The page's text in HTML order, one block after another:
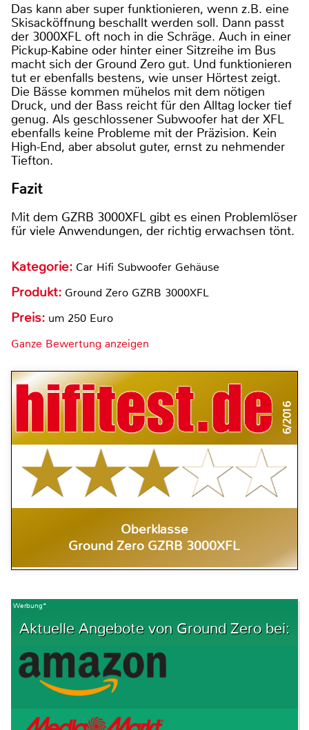
Das kann aber super funktionieren, wenn z.B. eine
Skisacköffnung beschallt werden soll. Dann passt
der 3000XFL oft noch in die Schräge. Auch in einer
Pickup-Kabine oder hinter einer Sitzreihe im Bus
macht sich der Ground Zero gut. Und funktionieren
tut er ebenfalls bestens, wie unser Hörtest zeigt.
Die Bässe kommen mühelos mit dem nötigen
Druck, und der Bass reicht für den Alltag locker tief
genug. Als geschlossener Subwoofer hat der XFL
ebenfalls keine Probleme mit der Präzision. Kein
High-End, aber absolut guter, ernst zu nehmender
Tiefton.
Fazit
Mit dem GZRB 3000XFL gibt es einen Problemlöser
für viele Anwendungen, der richtig erwachsen tönt.
Kategorie: Car Hifi Subwoofer Gehäuse
Produkt: Ground Zero GZRB 3000XFL
Preis: um 250 Euro
Ganze Bewertung anzeigen
6/2016
Oberklasse
Ground Zero GZRB 3000XFL
Werbung*
Aktuelle Angebote von Ground Zero bei: